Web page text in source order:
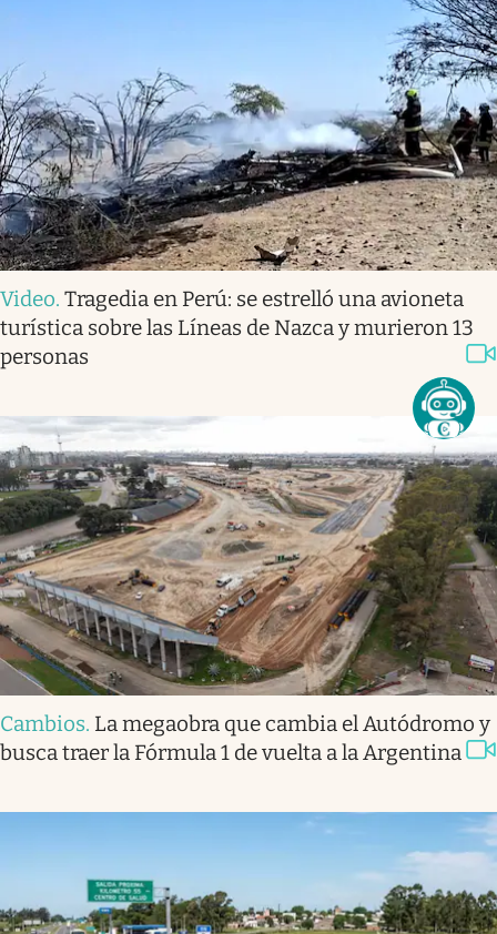
Video. Tragedia en Perú: se estrelló una avioneta
turística sobre las Líneas de Nazca y murieron 13
personas
Cambios. La megaobra que cambia el Autódromo y
busca traer la Fórmula 1 de vuelta a la Argentina